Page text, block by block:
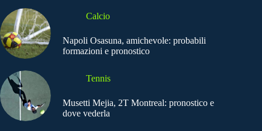
Calcio
Napoli Osasuna, amichevole: probabili
formazioni e pronostico
Tennis
Musetti Mejia, 2T Montreal: pronostico e
dove vederla